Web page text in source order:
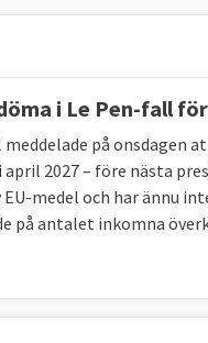
i Le Pen-fall
på onsdagen
2027 – före nästa
medel och har ännu
på antalet inkomna